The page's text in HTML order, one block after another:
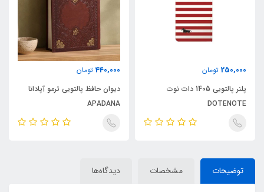
250,000 تومان
پلنر پالتویی 1405 دات نوت
DOTENOTE
440,000 تومان
دیوان حافظ پالتویی ترمو آپادانا
APADANA
توضیحات مشخصات دیدگاه‌ها